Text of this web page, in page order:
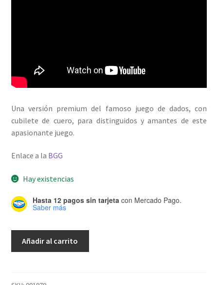
Una versión premium del famoso juego de dados, con
cubilete de cuero, para distinguidos y amantes de este
apasionante juego.
Enlace a la BGG
Hay existencias
Hasta 12 pagos sin tarjeta con Mercado Pago.
Saber más
Añadir al carrito